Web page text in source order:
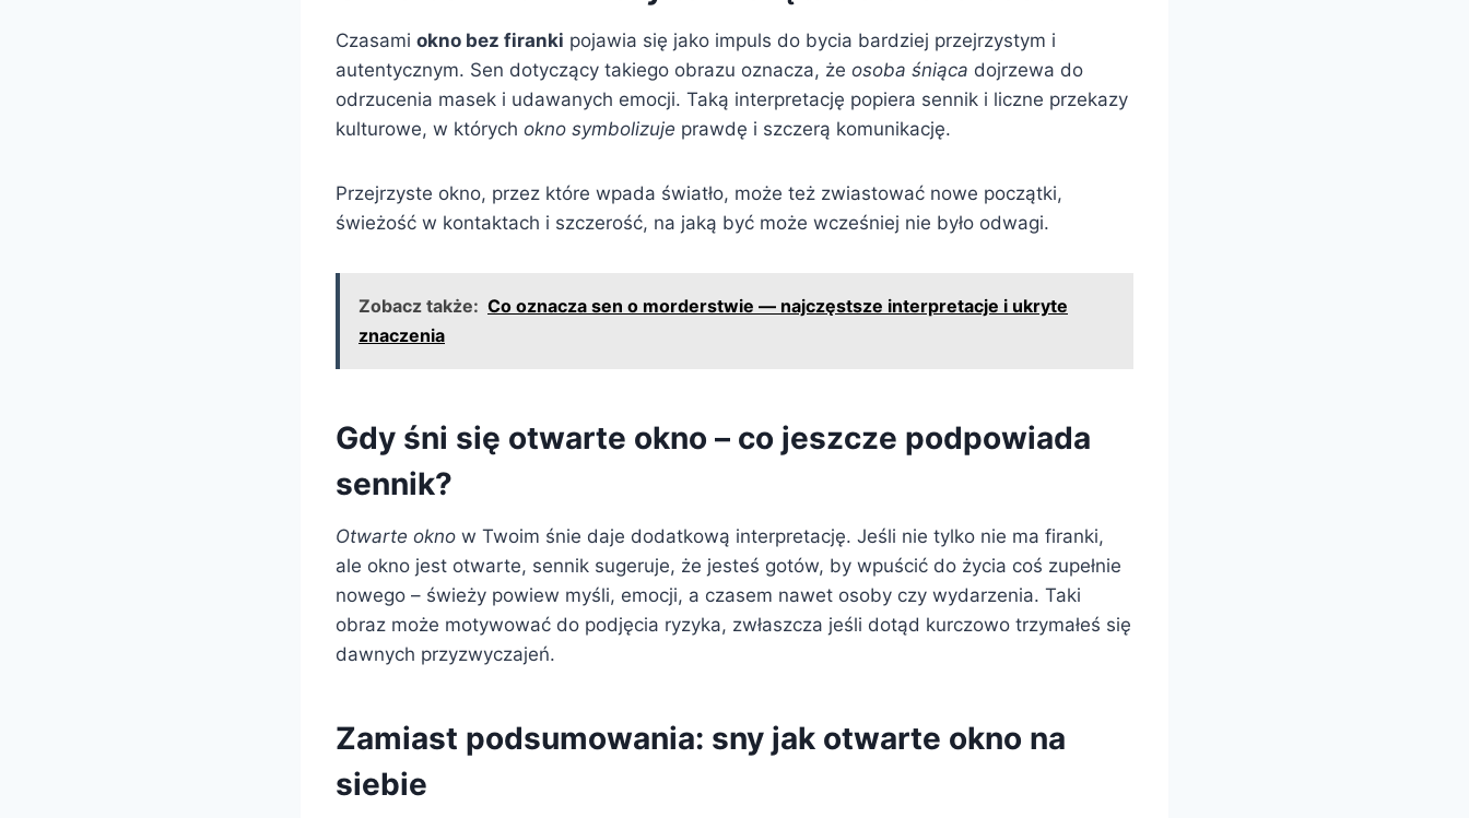
Czasami okno bez firanki pojawia się jako impuls do bycia bardziej przejrzystym i
autentycznym. Sen dotyczący takiego obrazu oznacza, że osoba śniąca dojrzewa do
odrzucenia masek i udawanych emocji. Taką interpretację popiera sennik i liczne przekazy
kulturowe, w których okno symbolizuje prawdę i szczerą komunikację.
Przejrzyste okno, przez które wpada światło, może też zwiastować nowe początki,
świeżość w kontaktach i szczerość, na jaką być może wcześniej nie było odwagi.
Zobacz także: Co oznacza sen o morderstwie — najczęstsze interpretacje i ukryte
znaczenia
Gdy śni się otwarte okno – co jeszcze podpowiada
sennik?
Otwarte okno w Twoim śnie daje dodatkową interpretację. Jeśli nie tylko nie ma firanki,
ale okno jest otwarte, sennik sugeruje, że jesteś gotów, by wpuścić do życia coś zupełnie
nowego – świeży powiew myśli, emocji, a czasem nawet osoby czy wydarzenia. Taki
obraz może motywować do podjęcia ryzyka, zwłaszcza jeśli dotąd kurczowo trzymałeś się
dawnych przyzwyczajeń.
Zamiast podsumowania: sny jak otwarte okno na
siebie